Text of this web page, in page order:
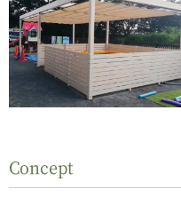
Concept